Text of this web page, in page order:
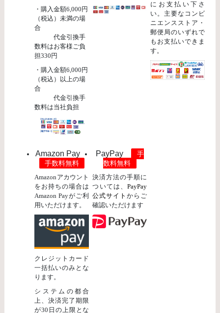
・購入金額6,000円
（税込）未満の場
合
代金引換手
数料はお客様ご負
担330円
・購入金額6,000円
（税込）以上の場
合
代金引換手
数料は当社負担
にお支払い下さ
い。主要なコンビ
ニエンスストア・
郵便局のいずれで
もお支払いできま
す。
Amazon Pay
手数料無料
Amazonアカウント
をお持ちの場合は
Amazon Payがご利
用いただけます。
クレジットカード
一括払いのみとな
ります。
システムの都合
上、決済完了期限
が30日の上限とな
PayPay
手
数料無料
決済方法の手順に
ついては、PayPay
公式サイトからご
確認いただけます